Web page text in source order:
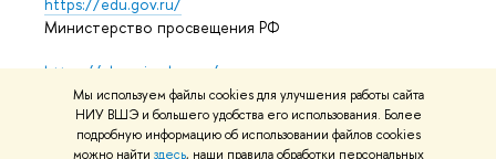
Мы используем файлы cookies для улучшения работы сайта
НИУ ВШЭ и большего удобства его использования. Более
подробную информацию об использовании файлов cookies
можно найти здесь, наши правила обработки персональных
Министерство просвещения РФ
https://elearning.hse.ru/mooc
Массовые открытые онлайн-курсы